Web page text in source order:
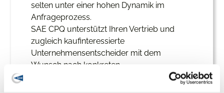
selten unter einer hohen Dynamik im
Anfrageprozess.
SAE CPQ unterstützt Ihren Vertrieb und
zugleich kaufinteressierte
Unternehmensentscheider mit dem
Wunsch nach konkreten